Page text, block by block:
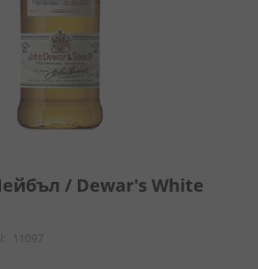
/ Dewar's White
11097